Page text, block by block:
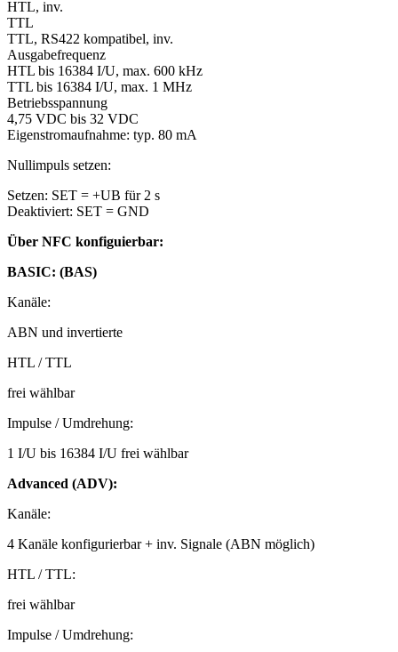
HTL, inv.
TTL
TTL, RS422 kompatibel, inv.
Ausgabefrequenz
HTL bis 16384 I/U, max. 600 kHz
TTL bis 16384 I/U, max. 1 MHz
Betriebsspannung
4,75 VDC bis 32 VDC
Eigenstromaufnahme: typ. 80 mA
Nullimpuls setzen:
Setzen: SET = +UB für 2 s
Deaktiviert: SET = GND
Über NFC konfiguierbar:
BASIC: (BAS)
Kanäle:
ABN und invertierte
HTL / TTL
frei wählbar
Impulse / Umdrehung:
1 I/U bis 16384 I/U frei wählbar
Advanced (ADV):
Kanäle:
4 Kanäle konfigurierbar + inv. Signale (ABN möglich)
HTL / TTL:
frei wählbar
Impulse / Umdrehung: